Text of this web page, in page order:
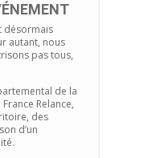
désormais
autant, nous
pas tous,
de la
Relance,
des
d’un